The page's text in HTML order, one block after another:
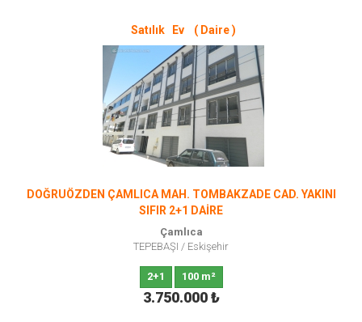
Satılık Ev ( Daire )
DOĞRUÖZDEN ÇAMLICA MAH. TOMBAKZADE CAD. YAKINI
SIFIR 2+1 DAİRE
Çamlıca
TEPEBAŞI / Eskişehir
2+1 100 m²
3.750.000 ₺